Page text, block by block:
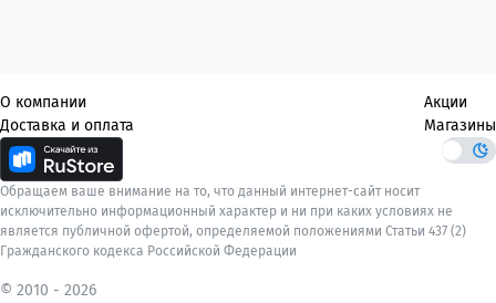
О компании
Доставка и оплата
Акции
Магазины
Обращаем ваше внимание на то, что данный интернет-сайт носит
исключительно информационный характер и ни при каких условиях не
является публичной офертой, определяемой положениями Статьи 437 (2)
Гражданского кодекса Российской Федерации
© 2010 - 2026